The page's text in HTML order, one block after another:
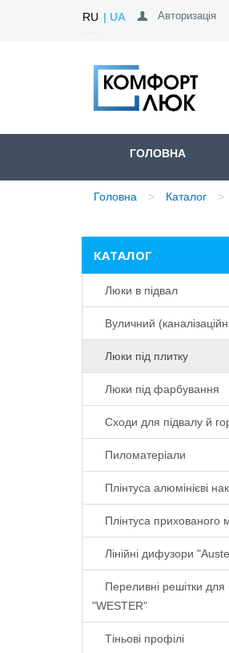
RU UA Авторизація
ГОЛОВНА
Головна Каталог
КАТАЛОГ
Люки в підвал
Вуличний
Люки під плитку
Люки під фарбування
Сходи для підвалу й
Пиломатеріали
Плінтуса алюмінієві
Плінтуса прихованого
Лінійні дифузори
Переливні решітки для
"WESTER"
Тіньові профілі